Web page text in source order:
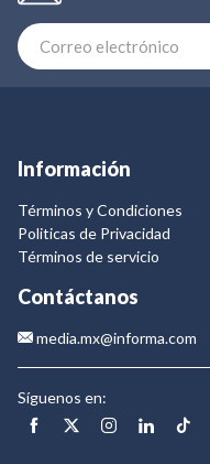
Información
Términos y Condiciones
Politicas de Privacidad
Términos de servicio
Contáctanos
media.mx@informa.com
Síguenos en: